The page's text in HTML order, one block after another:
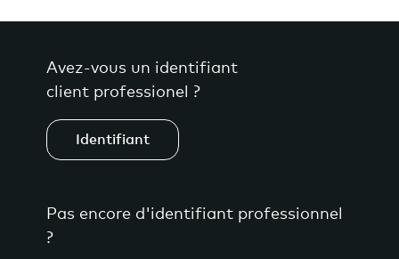
Avez-vous un identifiant
client professionel ?
Identifiant
Pas encore d'identifiant professionnel
?